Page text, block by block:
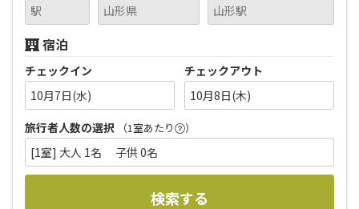
宿泊
チェックイン
10月7日(水)
チェックアウト
10月8日(木)
旅行者人数の選択
（1室あたり ）
[1室] 大人 1名 子供 0名
検索する